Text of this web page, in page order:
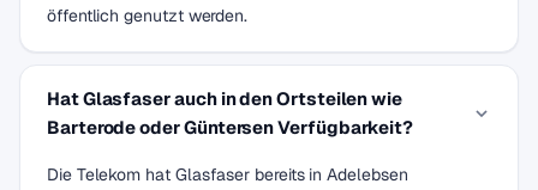
öffentlich genutzt werden.
Hat Glasfaser auch in den Ortsteilen wie
Barterode oder Güntersen Verfügbarkeit?
Die Telekom hat Glasfaser bereits in Adelebsen